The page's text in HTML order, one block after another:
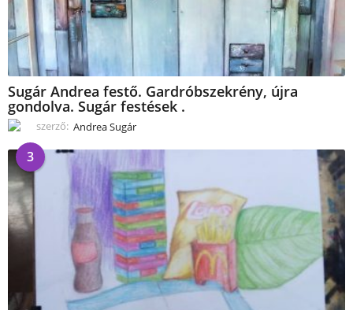
Sugár Andrea festő. Gardróbszekrény, újra
gondolva. Sugár festések .
szerző: Andrea Sugár
3